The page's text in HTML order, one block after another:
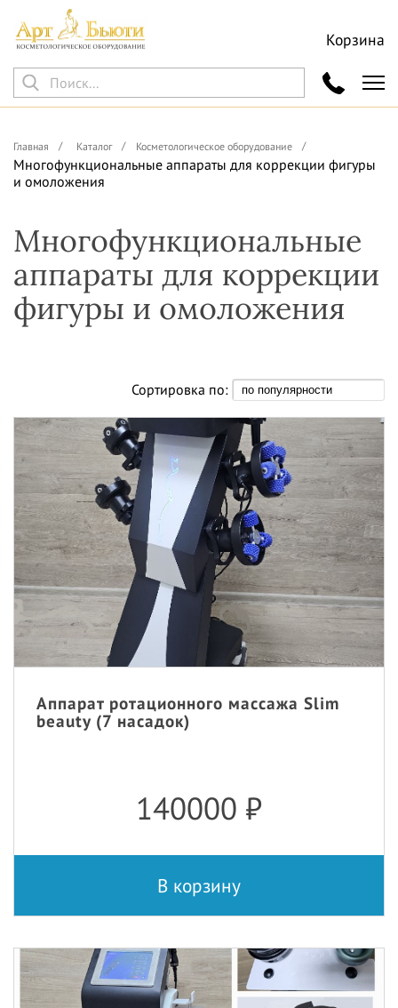
Корзина
Главная Каталог Косметологическое оборудование
Многофункциональные аппараты для коррекции фигуры
и омоложения
Многофункциональные
аппараты для коррекции
фигуры и омоложения
Сортировка по:
Аппарат ротационного массажа Slim
beauty (7 насадок)
140000 ₽
В корзину